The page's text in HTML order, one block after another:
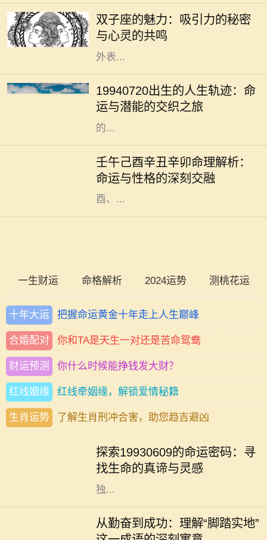
双子座的魅力：吸引力的秘密
与心灵的共鸣
月21日至6月20日之间的双子们，凭
借其机智与灵活的个性，成为社交场
合的明星。他们的吸引力不单来源于
外表...
19940720出生的人生轨迹：命
运与潜能的交织之旅
在众多的出生日期中，1994年7月20
日这一日具有其独特的意义。对于这
一日出生的人来说，他们的命运似乎
注定要与众不同。每个人都希望自己
的...
壬午己酉辛丑辛卯命理解析：
命运与性格的深刻交融
在浩瀚的命理学中，五行八字被视为
解读一个人命运的重要工具。不同的
命格拥有各自独特的性格特征与运势
走向。今天，我们将针对壬午、己
酉、...
一生财运 命格解析 2024运势 测桃花运
十年大运 把握命运黄金十年走上人生巅峰
合婚配对 你和TA是天生一对还是苦命鸳鸯
财运预测 你什么时候能挣钱发大财？
红线姻缘 红线牵姻缘，解锁爱情秘籍
生肖运势 了解生肖刑冲合害，助您趋吉避凶
探索19930609的命运密码：寻
找生命的真谛与灵感
四季更迭，岁月如梭，人生轨迹中总
望过往，反思前行。在这个多元化的
时代，每一个出生日期都似乎蕴藏着
独...
从勤奋到成功：理解“脚踏实地”
在人生的旅途中，成功往往不是一蹴
而就的事情，而是一个不断努力、不
断奋斗的过程。在这个过程中，许多